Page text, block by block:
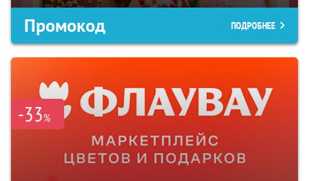
Промокод ПОДРОБНЕЕ
-33%